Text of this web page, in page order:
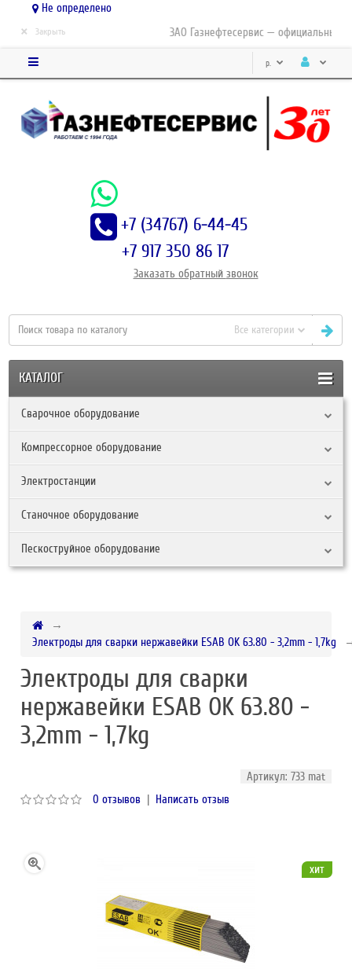
Не определено
ЗАО Газнефтесервис — официальный
× Закрыть
р.
+7 (34767) 6-44-45
+7 917 350 86 17
Заказать обратный звонок
Все категории
КАТАЛОГ
Сварочное оборудование
Компрессорное оборудование
Электростанции
Станочное оборудование
Пескоструйное оборудование
Электроды для сварки нержавейки ESAB OK 63.80 - 3,2mm - 1,7kg
Электроды для сварки
нержавейки ESAB OK 63.80 -
3,2mm - 1,7kg
Артикул: 733 mat
0 отзывов | Написать отзыв
хит